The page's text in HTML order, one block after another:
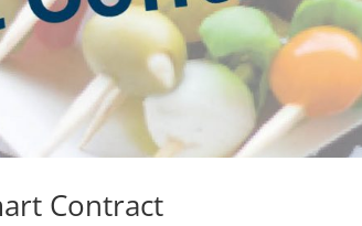
Contract